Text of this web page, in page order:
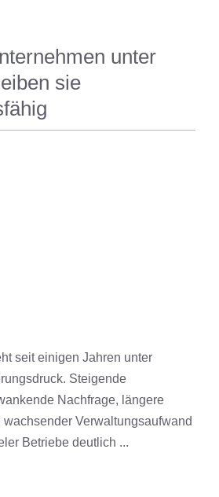
unter
sie
seit einigen Jahren unter
Steigende
Nachfrage, längere
wachsender Verwaltungsaufwand
Betriebe deutlich ...